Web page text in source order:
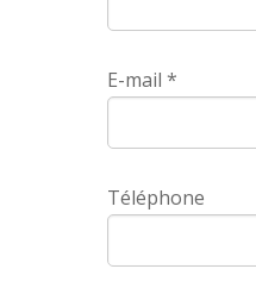
E-mail *
Téléphone